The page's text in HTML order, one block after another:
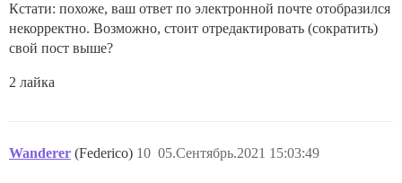
Кстати: похоже, ваш ответ по электронной почте отобразился
некорректно. Возможно, стоит отредактировать (сократить)
свой пост выше?
2 лайка
Wanderer (Federico) 05.Сентябрь.2021 15:03:49
10